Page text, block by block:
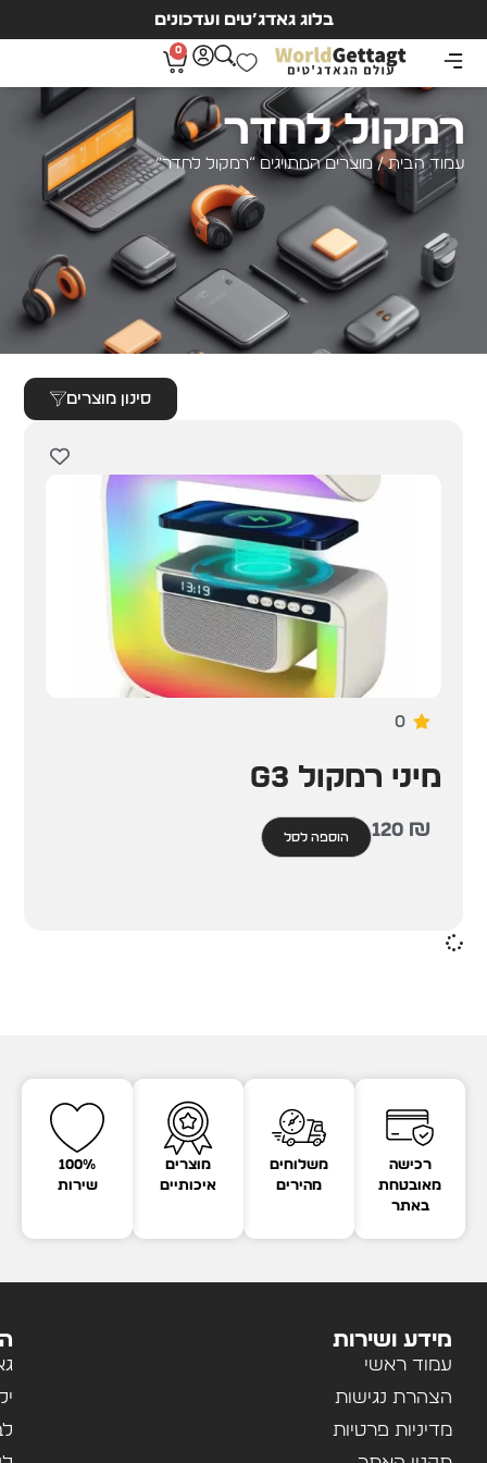
בלוג גאדג’טים ועדכונים
0
רמקול לחדר
עמוד הבית/ מוצרים המתויגים “רמקול לחדר”
סינון מוצרים
0
מיני רמקול G3
120 ₪ הוספה לסל
רכישה
מאובטחת
באתר
משלוחים
מהירים
מוצרים
איכותיים
100%
שירות
מידע ושירות
עמוד ראשי
הצהרת נגישות
מדיניות פרטיות